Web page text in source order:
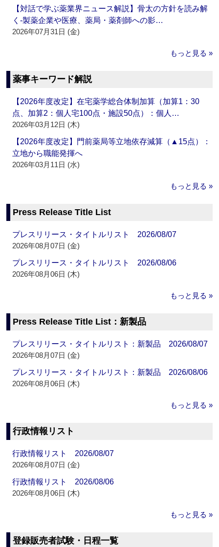
【対話で学ぶ薬業界ニュース解説】骨太の方針を読み解
く‐製薬企業や医療、薬局・薬剤師への影…
2026年07月31日 (金)
もっと見る »
薬事キーワード解説
【2026年度改定】在宅薬学総合体制加算（加算1：30
点、加算2：個人宅100点・施設50点）：個人…
2026年03月12日 (木)
【2026年度改定】門前薬局等立地依存減算（▲15点）：
立地から職能発揮へ
2026年03月11日 (水)
もっと見る »
Press Release Title List
プレスリリース・タイトルリスト 2026/08/07
2026年08月07日 (金)
プレスリリース・タイトルリスト 2026/08/06
2026年08月06日 (木)
もっと見る »
Press Release Title List：新製品
プレスリリース・タイトルリスト：新製品 2026/08/07
2026年08月07日 (金)
プレスリリース・タイトルリスト：新製品 2026/08/06
2026年08月06日 (木)
もっと見る »
行政情報リスト
行政情報リスト 2026/08/07
2026年08月07日 (金)
行政情報リスト 2026/08/06
2026年08月06日 (木)
もっと見る »
登録販売者試験・日程一覧